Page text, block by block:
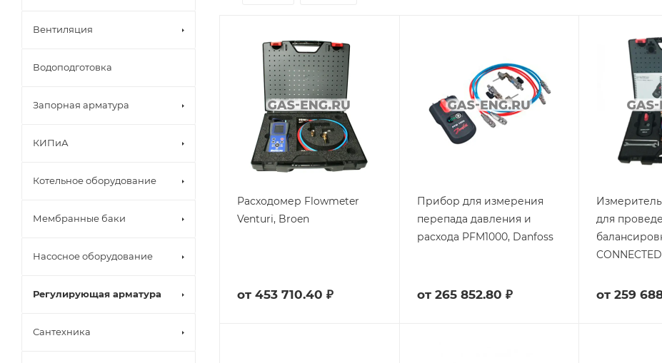
Расходомер Flowmeter
Venturi, Broen
от 453 710.40 ₽
Прибор для измерения
перепада давления и
расхода PFM1000, Danfoss
от 265 852.80 ₽
для
от 259
Вентиляция
Водоподготовка
Запорная арматура
КИПиА
Котельное оборудование
Мембранные баки
Насосное оборудование
Регулирующая арматура
Сантехника